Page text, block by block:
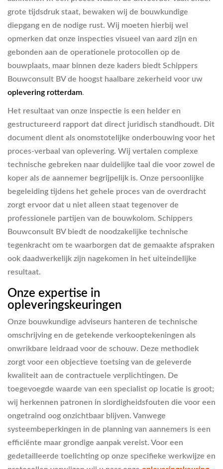
grote tijdsdruk staat, bewaken wij de bouwkundige
diepgang en de nodige rust. Wij moeten hierbij wel
opmerken dat onze inspecties visueel van aard zijn en
gebonden aan de operationele protocollen op de
bouwplaats, maar binnen deze kaders biedt Schippers
Bouwconsult BV de hoogst haalbare zekerheid voor uw
oplevering rotterdam.
Het resultaat van onze inspectie is een helder en
gestructureerd rapport dat direct juridisch standhoudt. Dit
document dient als onomstotelijke onderbouwing voor het
proces-verbaal van oplevering. Wij vertalen complexe
technische gebreken naar duidelijke taal die voor zowel de
koper als de aannemer begrijpelijk is. Onze persoonlijke
begeleiding tijdens het gehele proces van de overdracht
zorgt ervoor dat u niet alleen staat tegenover de
professionele partijen van de bouwkolom. Schippers
Bouwconsult BV biedt de noodzakelijke technische
tegenkracht om te waarborgen dat de gemaakte afspraken
ook daadwerkelijk zijn nagekomen in het uiteindelijke
resultaat.
Onze expertise in
opleveringskeuringen
Onze bouwkundige adviseurs hanteren de technische
omschrijving en de getekende verkooptekeningen als
onwrikbare leidraad voor de schouw. Deze methodiek
zorgt voor een objectieve toetsing van de geleverde
kwaliteit aan de contractuele verplichtingen. De
toegevoegde waarde van een specialist op locatie is groot;
wij herkennen patronen in slordigheidsfouten die voor een
ongetraind oog onzichtbaar blijven. Vanwege
systeembeperkingen in de planning van aannemers is een
efficiënte maar grondige aanpak vereist. Voor een
gedetailleerde toelichting op onze specifieke werkwijze en